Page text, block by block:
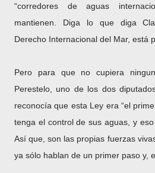
“corredores de aguas
mantienen. Diga lo que diga
Derecho Internacional del Mar, está
Pero para que no cupiera
Perestelo, uno de los dos
reconocía que esta Ley era “el
tenga el control de sus aguas, y eso
Así que, son las propias fuerzas
ya sólo hablan de un primer paso y,